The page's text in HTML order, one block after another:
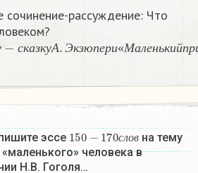
сочинение-рассуждение: Что
с ка з куА Экзюпер и «Маленьк и йпр
−сказку . кз М а йп
эссе слов
150−170с ловна тему
человека в
Н.В. Гоголя…